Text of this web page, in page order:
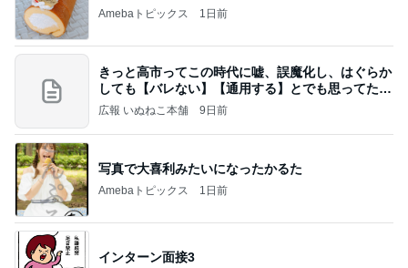
Amebaトピックス 1日前
きっと高市ってこの時代に嘘、誤魔化し、はぐらか
しても【バレない】【通用する】とでも思ってたん
だろ
広報 いぬねこ本舗 9日前
写真で大喜利みたいになったかるた
Amebaトピックス 1日前
インターン面接3